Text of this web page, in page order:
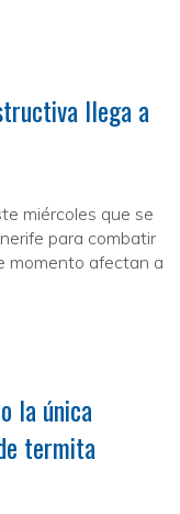
llega a
miércoles que se
para combatir
momento afectan a
la única
termita